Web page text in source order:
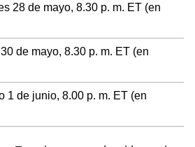
28 de mayo, 8.30 p. m. ET (en
de mayo, 8.30 p. m. ET (en
1 de junio, 8.00 p. m. ET (en